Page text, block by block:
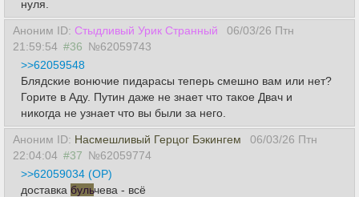
нуля.
Аноним ID: Стыдливый Урик Странный
06/03/26 Птн
21:59:54 #36 №62059743
>>62059548
Блядские вонючие пидарасы теперь смешно вам или нет?
Горите в Аду. Путин даже не знает что такое Двач и
никогда не узнает что вы были за него.
Аноним ID: Насмешливый Герцог Бэкингем
06/03/26 Птн
22:04:04 #37 №62059774
>>62059034 (OP)
доставка бульчева - всё